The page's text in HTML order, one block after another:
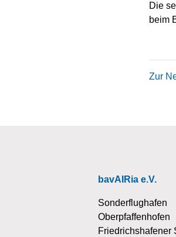
Die
beim
Zur
bavAIRia e.V.
Sonderflughafen
Oberpfaffenhofen
Friedrichshafener